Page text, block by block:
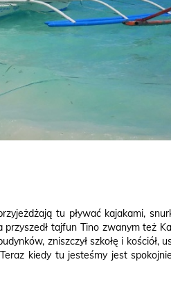
tu pływać kajakami,
tajfun Tino zwanym też
zniszczył szkołę i kościół,
kiedy tu jesteśmy jest